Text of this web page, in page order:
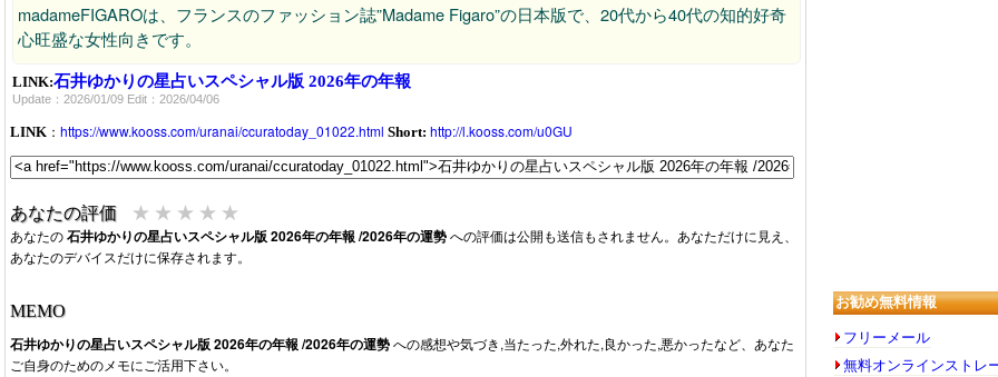
madameFIGAROは、フランスのファッション誌”Madame Figaro”の日本版で、20代から40代の知的好奇
心旺盛な女性向きです。
LINK:石井ゆかりの星占いスペシャル版 2026年の年報
Update：2026/01/09 Edit：2026/04/06
LINK ： https://www.kooss.com/uranai/ccuratoday_01022.html Short: http://l.kooss.com/u0GU
あなたの評価 ★ ★ ★ ★ ★
あなたの石井ゆかりの星占いスペシャル版 2026年の年報 /2026年の運勢への評価は公開も送信もされません。あなただけに見え、
あなたのデバイスだけに保存されます。
MEMO
石井ゆかりの星占いスペシャル版 2026年の年報 /2026年の運勢への感想や気づき,当たった,外れた,良かった,悪かったなど、あなた
ご自身のためのメモにご活用下さい。
お勧め無料情報
フリーメール
無料オンラインストレ